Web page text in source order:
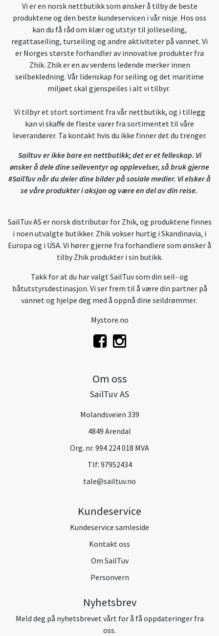
Vi er en norsk nettbutikk som ønsker å tilby de beste
produktene og den beste kundeservicen i vår nisje. Hos oss
kan du få råd om klær og utstyr til jolleseiling,
regattaseiling, turseiling og andre aktiviteter på vannet. Vi
er Norges største forhandler av innovative produkter fra
Zhik. Zhik er en av verdens ledende merker innen
seilbekledning. Vår lidenskap for seiling og det maritime
miljøet skal gjenspeiles i alt vi tilbyr.
Vi tilbyr et stort sortiment fra vår nettbutikk, og i tillegg
kan vi skaffe de fleste varer fra sortimentet til våre
leverandører. Ta kontakt hvis du ikke finner det du trenger.
Sailtuv er ikke bare en nettbutikk; det er et felleskap. Vi
ønsker å dele dine seileventyr og opplevelser, så bruk gjerne
#SailTuv når du deler dine bilder på sosiale medier. Vi elsker å
se våre produkter i aksjon og være en del av din reise.
SailTuv AS er norsk distributør for Zhik, og produktene finnes
i noen utvalgte butikker. Zhik vokser hurtig i Skandinavia, i
Europa og i USA. Vi hører gjerne fra forhandlere som ønsker å
tilby Zhik produkter i sin butikk.
Takk for at du har valgt SailTuv som din seil- og
båtutstyrsdestinasjon. Vi ser frem til å være din partner på
vannet og hjelpe deg med å oppnå dine seildrømmer.
Mystore.no
Om oss
SailTuv AS
Molandsveien 339
4849 Arendal
Org. nr. 994 224 018 MVA
Tlf: 97952434
tale@sailtuv.no
Kundeservice
Kundeservice samleside
Kontakt oss
Om SailTuv
Personvern
Nyhetsbrev
Meld deg på nyhetsbrevet vårt for å få oppdateringer fra
oss.